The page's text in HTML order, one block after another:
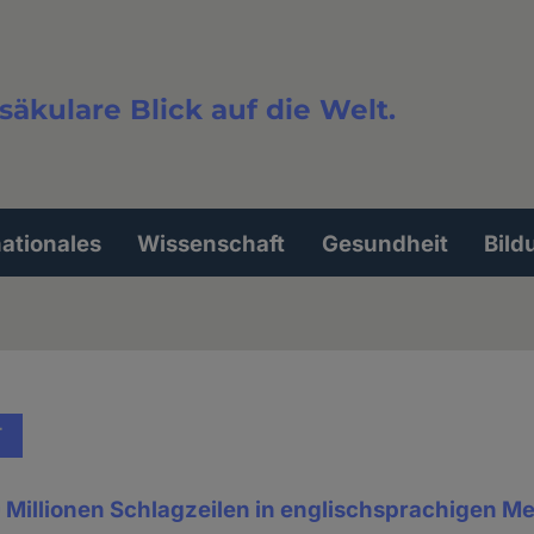
Blick auf die Welt.
Wissenschaft Gesundheit
Schlagzeilen in englischsprachigen